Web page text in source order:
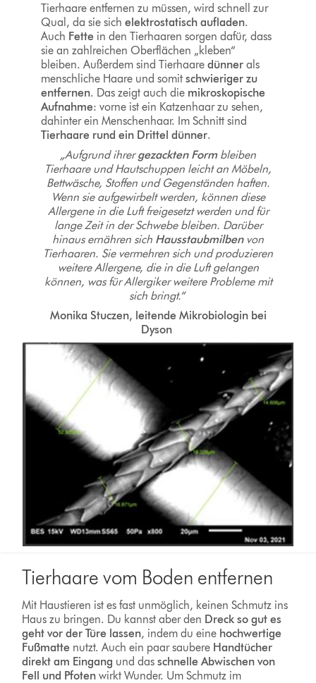
Tierhaare entfernen zu müssen, wird schnell zur
Qual, da sie sichelektrostatisch aufladen.
Auch Fette in den Tierhaaren sorgen dafür, dass
sie an zahlreichen Oberflächen „kleben“
bleiben. Außerdem sind Tierhaaredünner als
menschliche Haare und somit schwieriger zu
entfernen. Das zeigt auch die mikroskopische
Aufnahme: vorne ist ein Katzenhaar zu sehen,
dahinter ein Menschenhaar. Im Schnitt sind
Tierhaare rund ein Drittel dünner.
„Aufgrund ihrergezackten Form bleiben
Tierhaare und Hautschuppen leicht an Möbeln,
Bettwäsche, Stoffen und Gegenständen haften.
Wenn sie aufgewirbelt werden, können diese
Allergene in die Luft freigesetzt werden und für
lange Zeit in der Schwebe bleiben. Darüber
hinaus ernähren sich Hausstaubmilbenvon
Tierhaaren. Sie vermehren sich und produzieren
weitere Allergene, die in die Luft gelangen
können, was für Allergiker weitere Probleme mit
sich bringt.“
Monika Stuczen, leitende Mikrobiologin bei
Dyson
Tierhaare vom Boden entfernen
Mit Haustieren ist es fast unmöglich, keinen Schmutz ins
Haus zu bringen. Du kannst aber den Dreck so gut es
geht vor der Türe lassen, indem du eine hochwertige
Fußmatte nutzt. Auch ein paar saubere Handtücher
direkt am Eingang und dasschnelle Abwischen von
Fell und Pfotenwirkt Wunder. Um Schmutz im